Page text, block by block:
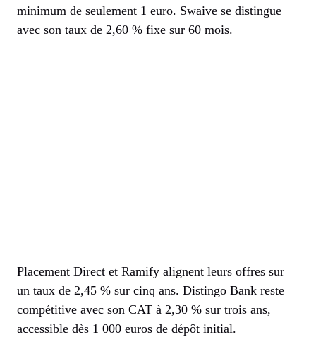
minimum de seulement 1 euro. Swaive se distingue
avec son taux de 2,60 % fixe sur 60 mois.
Placement Direct et Ramify alignent leurs offres sur
un taux de 2,45 % sur cinq ans. Distingo Bank reste
compétitive avec son CAT à 2,30 % sur trois ans,
accessible dès 1 000 euros de dépôt initial.